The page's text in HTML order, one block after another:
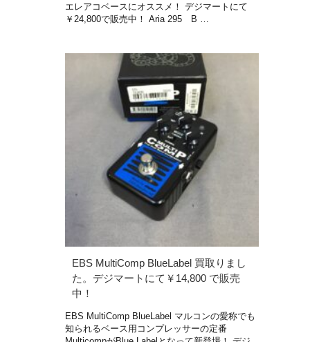
エレアコベースにオススメ！ デジマートにて
￥24,800で販売中！ Aria 295 B …
EBS MultiComp BlueLabel 買取りまし
た。デジマートにて￥14,800 で販売
中！
EBS MultiComp BlueLabel マルコンの愛称でも
知られるベース用コンプレッサーの定番